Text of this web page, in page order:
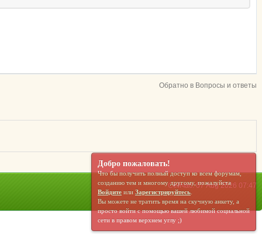
Обратно в Вопросы и ответы
Сейчас: 07 Aug 2026 07:47
Добро пожаловать!
Что бы получить полный доступ ко всем форумам,
созданию тем и многому другому, пожалуйста
Войдите или Зарегистрируйтесь.
Вы можете не тратить время на скучную анкету, а
просто войти с помощью вашей любимой социальной
сети в правом верхнем углу ;)